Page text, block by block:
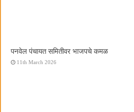
पनवेल पंचायत समितीवर भाजपचे कमळ
11th March 2026